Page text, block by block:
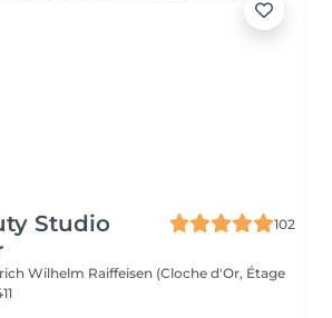
Studio
102
Wilhelm Raiffeisen (Cloche d'Or, Étage